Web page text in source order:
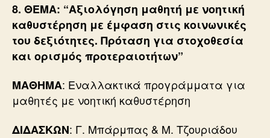
8. ΘΕΜΑ: “Αξιολόγηση μαθητή με νοητική
καθυστέρηση με έμφαση στις κοινωνικές
του δεξιότητες. Πρόταση για στοχοθεσία
και ορισμός προτεραιοτήτων”
ΜΑΘΗΜΑ: Εναλλακτικά προγράμματα για
μαθητές με νοητική καθυστέρηση
ΔΙΔΑΣΚΩΝ: Γ. Μπάρμπας & Μ. Τζουριάδου